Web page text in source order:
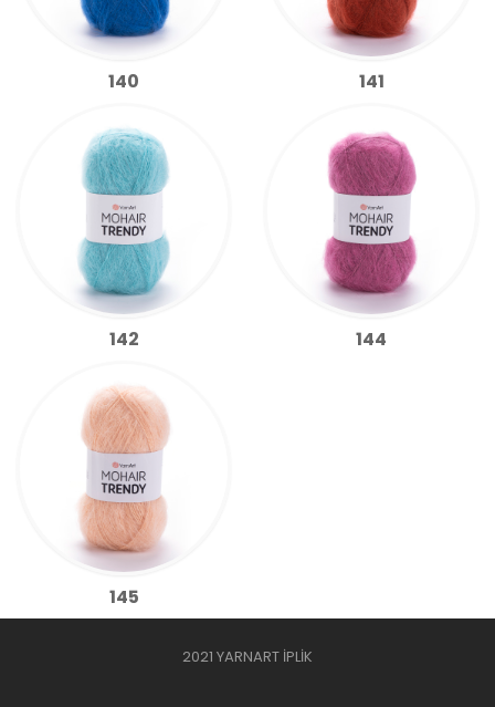
140 141
142 144
145
2021 YARNART İPLİK